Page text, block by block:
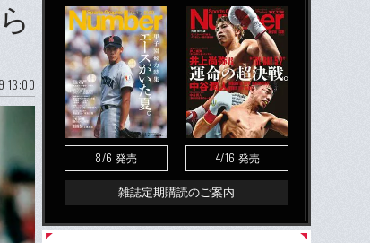
13:00
8/6 発売 4/16 発売
雑誌定期購読のご案内